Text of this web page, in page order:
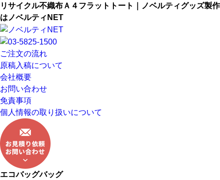
リサイクル不織布Ａ４フラットトート｜ノベルティグッズ製作
はノベルティNET
ご注文の流れ
原稿入稿について
会社概要
お問い合わせ
免責事項
個人情報の取り扱いについて
エコバッグバッグ